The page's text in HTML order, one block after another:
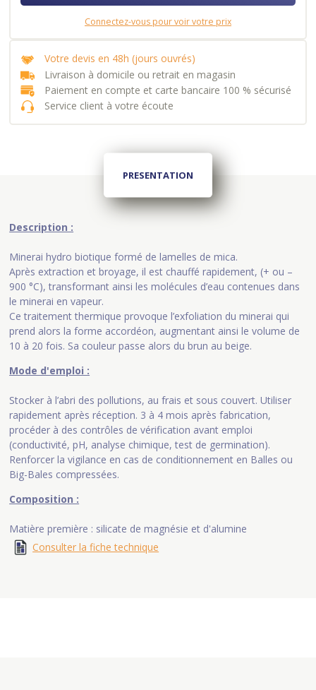
Connectez-vous pour voir votre prix
Votre devis en 48h (jours ouvrés)
Livraison à domicile ou retrait en magasin
Paiement en compte et carte bancaire 100 % sécurisé
Service client à votre écoute
PRESENTATION
Description :
Minerai hydro biotique formé de lamelles de mica.
Après extraction et broyage, il est chauffé rapidement, (+ ou –
900 °C), transformant ainsi les molécules d’eau contenues dans
le minerai en vapeur.
Ce traitement thermique provoque l’exfoliation du minerai qui
prend alors la forme accordéon, augmentant ainsi le volume de
10 à 20 fois. Sa couleur passe alors du brun au beige.
Mode d'emploi :
Stocker à l’abri des pollutions, au frais et sous couvert. Utiliser
rapidement après réception. 3 à 4 mois après fabrication,
procéder à des contrôles de vérification avant emploi
(conductivité, pH, analyse chimique, test de germination).
Renforcer la vigilance en cas de conditionnement en Balles ou
Big-Bales compressées.
Composition :
Matière première : silicate de magnésie et d'alumine
Consulter la fiche technique